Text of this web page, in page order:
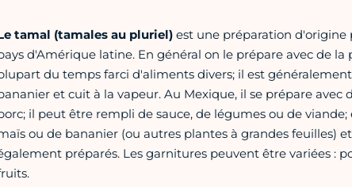
tamal (tamales au pluriel)est une préparation d'origine
d'Amérique latine. En général on le prépare avec de
du temps farci d'aliments divers; il est
et cuit à la vapeur. Au Mexique, il se prépare avec
il peut être rempli de sauce, de légumes ou de
ou de bananier (ou autres plantes à grandes feuilles)
préparés. Les garnitures peuvent être variées :